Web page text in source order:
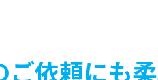
依頼にも